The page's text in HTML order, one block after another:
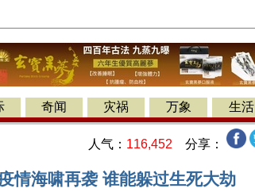
奇闻 灾祸 万象 生活
人气： 116,452 分享：
情海啸再袭 谁能躲过生死大劫